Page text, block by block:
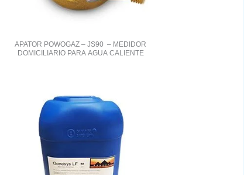
APATOR POWOGAZ – JS90 – MEDIDOR
DOMICILIARIO PARA AGUA CALIENTE